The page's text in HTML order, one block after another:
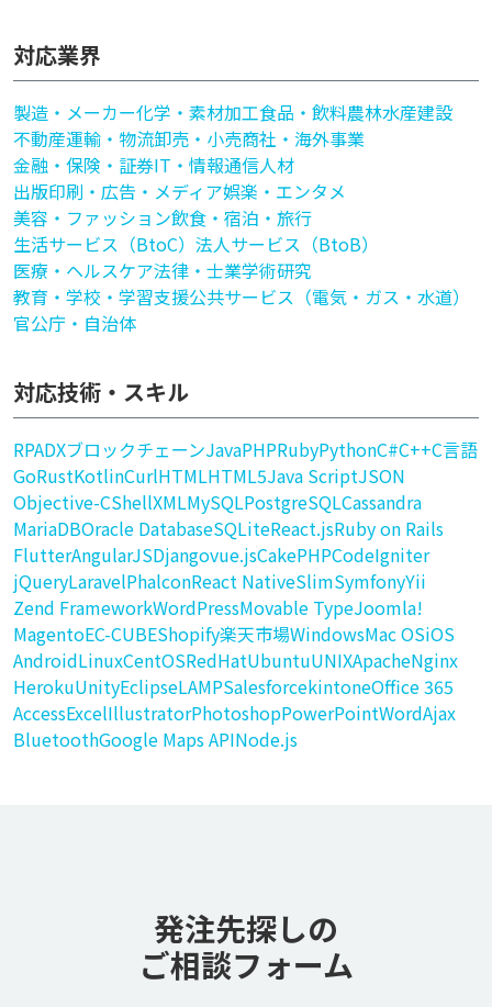
対応業界
製造・メーカー化学・素材加工食品・飲料農林水産建設
不動産運輸・物流卸売・小売商社・海外事業
金融・保険・証券IT・情報通信人材
出版印刷・広告・メディア娯楽・エンタメ
美容・ファッション飲食・宿泊・旅行
生活サービス（BtoC） 法人サービス（BtoB）
医療・ヘルスケア法律・士業学術研究
教育・学校・学習支援公共サービス（電気・ガス・水道）
官公庁・自治体
対応技術・スキル
RPADXブロックチェーンJavaPHPRubyPythonC#C++C言語
GoRustKotlinCurlHTMLHTML5Java ScriptJSON
Objective-CShellXMLMySQLPostgreSQLCassandra
MariaDBOracle DatabaseSQLiteReact.jsRuby on Rails
FlutterAngularJSDjangovue.jsCakePHPCodeIgniter
jQueryLaravelPhalconReact NativeSlimSymfonyYii
Zend FrameworkWordPressMovable TypeJoomla!
MagentoEC-CUBEShopify楽天市場WindowsMac OSiOS
AndroidLinuxCentOSRedHatUbuntuUNIXApacheNginx
HerokuUnityEclipseLAMPSalesforcekintoneOffice 365
AccessExcelIllustratorPhotoshopPowerPointWordAjax
BluetoothGoogle Maps APINode.js
発注先探しの
ご相談フォーム